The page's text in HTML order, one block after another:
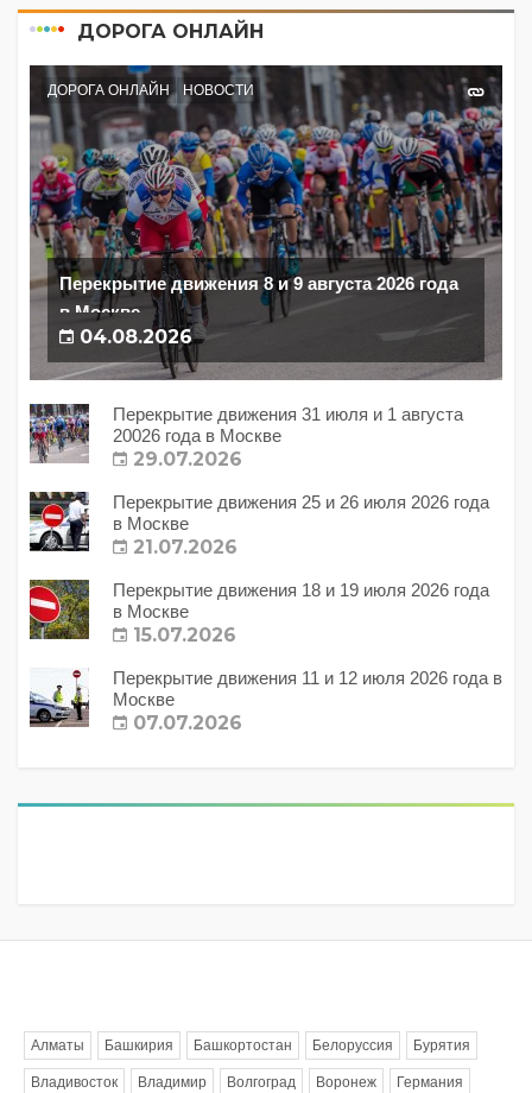
ДОРОГА ОНЛАЙН
ДОРОГА ОНЛАЙН НОВОСТИ
Перекрытие движения 8 и 9 августа 2026 года
в Москве
04.08.2026
Перекрытие движения 31 июля и 1 августа
20026 года в Москве
29.07.2026
Перекрытие движения 25 и 26 июля 2026 года
в Москве
21.07.2026
Перекрытие движения 18 и 19 июля 2026 года
в Москве
15.07.2026
Перекрытие движения 11 и 12 июля 2026 года в
Москве
07.07.2026
Алматы Башкирия Башкортостан Белоруссия Бурятия
Владивосток Владимир Волгоград Воронеж Германия